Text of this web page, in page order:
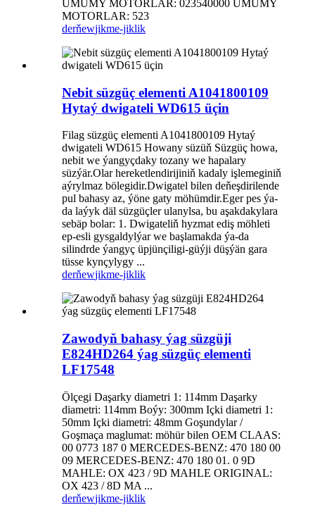
UMUMY MOTORLAR: 023540000 UMUMY
MOTORLAR: 523
derňewjikme-jiklik
Nebit süzgüç elementi A1041800109
Hytaý dwigateli WD615 üçin
Filag süzgüç elementi A1041800109 Hytaý
dwigateli WD615 Howany süzüň Süzgüç howa,
nebit we ýangyçdaky tozany we hapalary
süzýär.Olar hereketlendirijiniň kadaly işlemeginiň
aýrylmaz bölegidir.Dwigatel bilen deňeşdirilende
pul bahasy az, ýöne gaty möhümdir.Eger pes ýa-
da laýyk däl süzgüçler ulanylsa, bu aşakdakylara
sebäp bolar: 1. Dwigateliň hyzmat ediş möhleti
ep-esli gysgaldylýar we başlamakda ýa-da
silindrde ýangyç üpjünçiligi-güýji düşýän gara
tüsse kynçylygy ...
derňewjikme-jiklik
Zawodyň bahasy ýag süzgüji
E824HD264 ýag süzgüç elementi
LF17548
Ölçegi Daşarky diametri 1: 114mm Daşarky
diametri: 114mm Boýy: 300mm Içki diametri 1:
50mm Içki diametri: 48mm Goşundylar /
Goşmaça maglumat: möhür bilen OEM CLAAS:
00 0773 187 0 MERCEDES-BENZ: 470 180 00
09 MERCEDES-BENZ: 470 180 01. 0 9D
MAHLE: OX 423 / 9D MAHLE ORIGINAL:
OX 423 / 8D MA ...
derňewjikme-jiklik